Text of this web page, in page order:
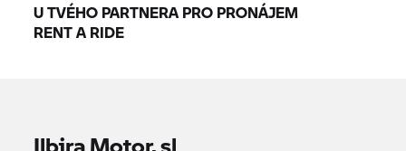
U TVÉHO PARTNERA PRO PRONÁJEM
RENT A RIDE